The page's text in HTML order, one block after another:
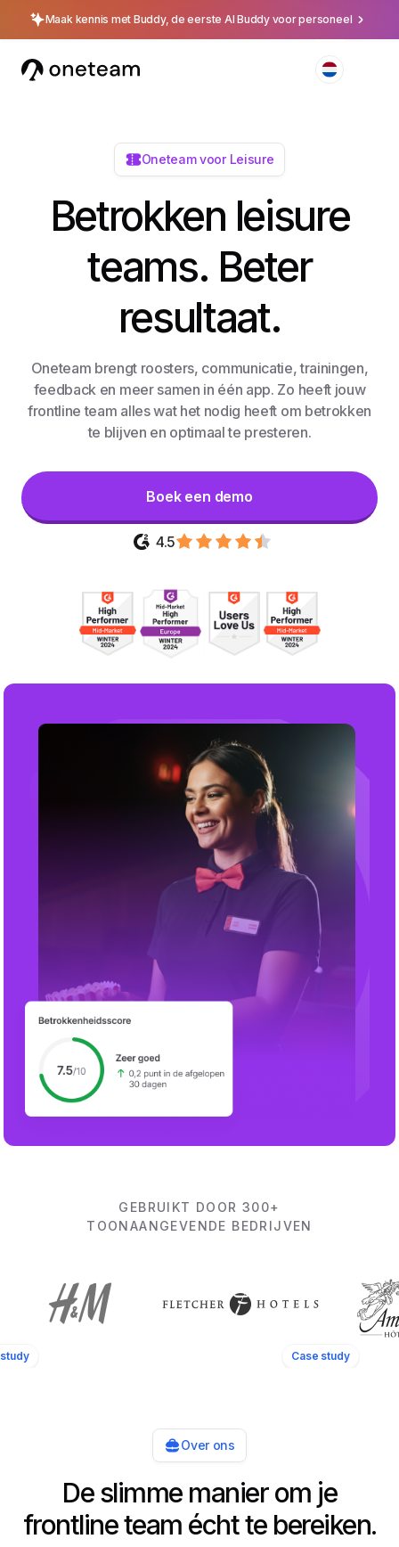
Maak kennis met Buddy, de eerste AI Buddy voor personeel
Oneteam voor Leisure
Betrokken leisure
teams. Beter
resultaat.
Oneteam brengt roosters, communicatie, trainingen,
feedback en meer samen in één app. Zo heeft jouw
frontline team alles wat het nodig heeft om betrokken
te blijven en optimaal te presteren.
Boek een demo
4.5
GEBRUIKT DOOR 300+
TOONAANGEVENDE BEDRIJVEN
Case study
Over ons
De slimme manier om je
frontline team écht te bereiken.